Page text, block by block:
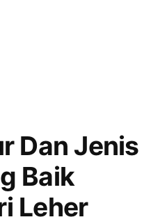
Dan Jenis
Baik
Leher